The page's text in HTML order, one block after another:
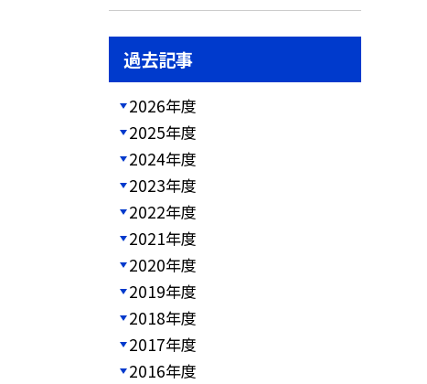
過去記事
2026年度
2025年度
2024年度
2023年度
2022年度
2021年度
2020年度
2019年度
2018年度
2017年度
2016年度